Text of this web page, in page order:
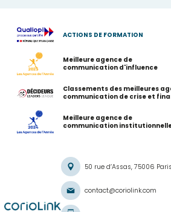
ACTIONS DE FORMATION
Meilleure agence de
communication d'influence
Classements des meilleures
communication de crise et
Meilleure agence de
communication
50 rue d’Assas, 75006 Paris
contact@coriolink.com